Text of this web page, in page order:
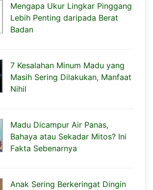
Mengapa Ukur Lingkar Pinggang
Lebih Penting daripada Berat
Badan
7 Kesalahan Minum Madu yang
Masih Sering Dilakukan, Manfaat
Nihil
Madu Dicampur Air Panas,
Bahaya atau Sekadar Mitos? Ini
Fakta Sebenarnya
Anak Sering Berkeringat Dingin